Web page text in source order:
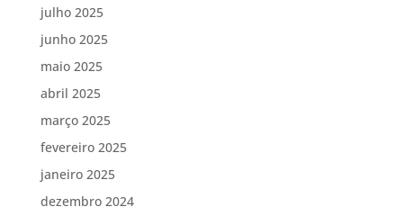
julho 2025
junho 2025
maio 2025
abril 2025
março 2025
fevereiro 2025
janeiro 2025
dezembro 2024